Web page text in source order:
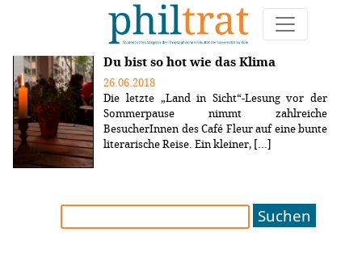
Weitere Artikel zum Thema "Kern"
Du bist so hot wie das Klima
26.06.2018
Die letzte „Land in Sicht“-Lesung vor der
Sommerpause nimmt zahlreiche
BesucherInnen des Café Fleur auf eine bunte
literarische Reise. Ein kleiner, [...]
Suchen